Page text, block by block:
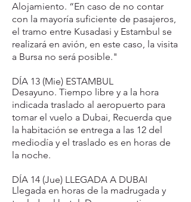
Alojamiento. “En caso de no contar
con la mayoría suficiente de pasajeros,
el tramo entre Kusadasi y Estambul se
realizará en avión, en este caso, la visita
a Bursa no será posible."
DÍA 13 (Mie) ESTAMBUL
Desayuno. Tiempo libre y a la hora
indicada traslado al aeropuerto para
tomar el vuelo a Dubai, Recuerda que
la habitación se entrega a las 12 del
mediodía y el traslado es en horas de
la noche.
DÍA 14 (Jue) LLEGADA A DUBAI
Llegada en horas de la madrugada y